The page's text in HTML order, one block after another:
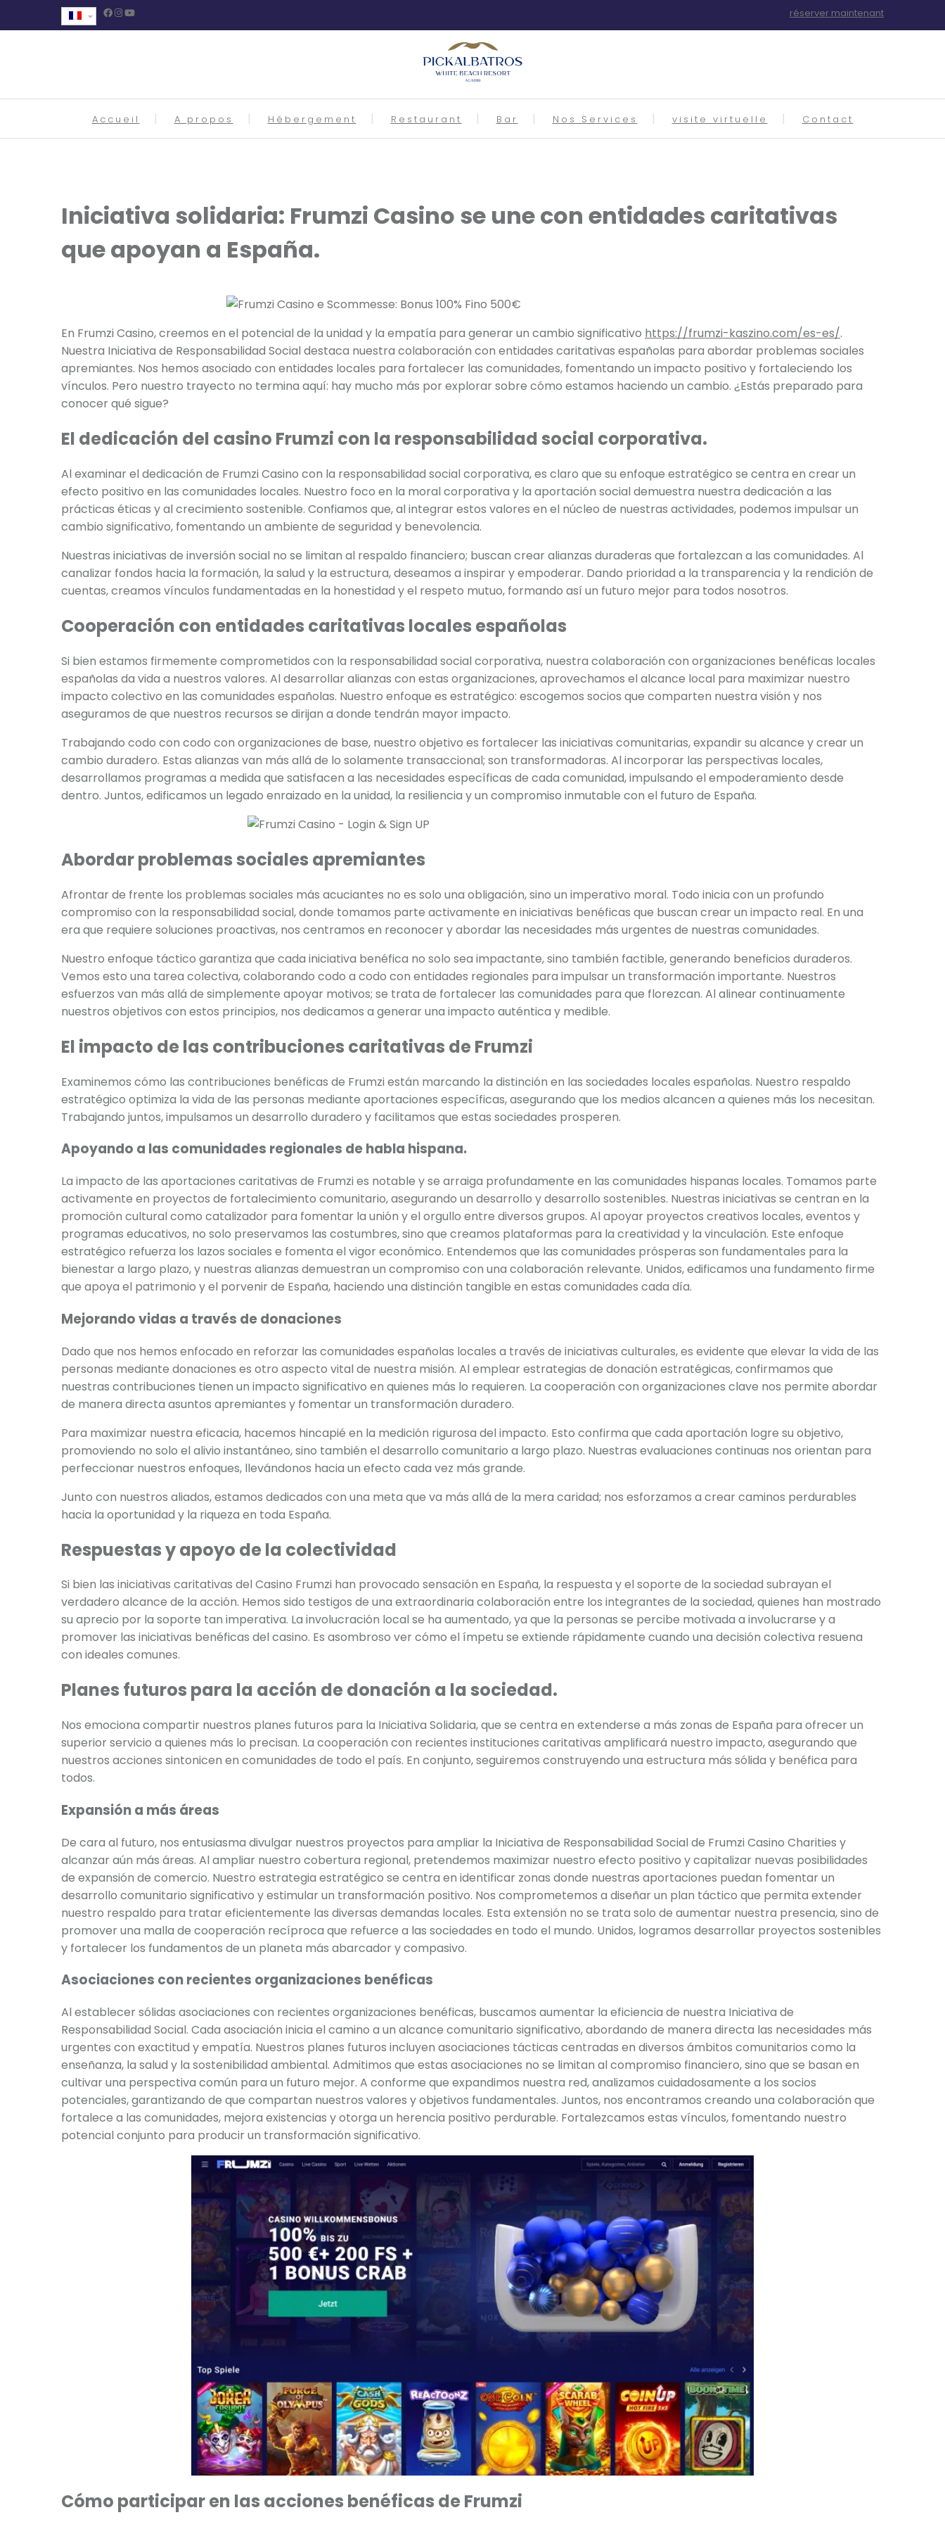
réserver maintenant
Accueil A propos Hébergement Restaurant Bar Nos Services visite virtuelle Contact
Iniciativa solidaria: Frumzi Casino se une con entidades caritativas
que apoyan a España.
En Frumzi Casino, creemos en el potencial de la unidad y la empatía para generar un cambio significativo https://frumzi-kaszino.com/es-es/.
Nuestra Iniciativa de Responsabilidad Social destaca nuestra colaboración con entidades caritativas españolas para abordar problemas sociales
apremiantes. Nos hemos asociado con entidades locales para fortalecer las comunidades, fomentando un impacto positivo y fortaleciendo los
vínculos. Pero nuestro trayecto no termina aquí: hay mucho más por explorar sobre cómo estamos haciendo un cambio. ¿Estás preparado para
conocer qué sigue?
El dedicación del casino Frumzi con la responsabilidad social corporativa.
Al examinar el dedicación de Frumzi Casino con la responsabilidad social corporativa, es claro que su enfoque estratégico se centra en crear un
efecto positivo en las comunidades locales. Nuestro foco en la moral corporativa y la aportación social demuestra nuestra dedicación a las
prácticas éticas y al crecimiento sostenible. Confiamos que, al integrar estos valores en el núcleo de nuestras actividades, podemos impulsar un
cambio significativo, fomentando un ambiente de seguridad y benevolencia.
Nuestras iniciativas de inversión social no se limitan al respaldo financiero; buscan crear alianzas duraderas que fortalezcan a las comunidades. Al
canalizar fondos hacia la formación, la salud y la estructura, deseamos a inspirar y empoderar. Dando prioridad a la transparencia y la rendición de
cuentas, creamos vínculos fundamentadas en la honestidad y el respeto mutuo, formando así un futuro mejor para todos nosotros.
Cooperación con entidades caritativas locales españolas
Si bien estamos firmemente comprometidos con la responsabilidad social corporativa, nuestra colaboración con organizaciones benéficas locales
españolas da vida a nuestros valores. Al desarrollar alianzas con estas organizaciones, aprovechamos el alcance local para maximizar nuestro
impacto colectivo en las comunidades españolas. Nuestro enfoque es estratégico: escogemos socios que comparten nuestra visión y nos
aseguramos de que nuestros recursos se dirijan a donde tendrán mayor impacto.
Trabajando codo con codo con organizaciones de base, nuestro objetivo es fortalecer las iniciativas comunitarias, expandir su alcance y crear un
cambio duradero. Estas alianzas van más allá de lo solamente transaccional; son transformadoras. Al incorporar las perspectivas locales,
desarrollamos programas a medida que satisfacen a las necesidades específicas de cada comunidad, impulsando el empoderamiento desde
dentro. Juntos, edificamos un legado enraizado en la unidad, la resiliencia y un compromiso inmutable con el futuro de España.
Abordar problemas sociales apremiantes
Afrontar de frente los problemas sociales más acuciantes no es solo una obligación, sino un imperativo moral. Todo inicia con un profundo
compromiso con la responsabilidad social, donde tomamos parte activamente en iniciativas benéficas que buscan crear un impacto real. En una
era que requiere soluciones proactivas, nos centramos en reconocer y abordar las necesidades más urgentes de nuestras comunidades.
Nuestro enfoque táctico garantiza que cada iniciativa benéfica no solo sea impactante, sino también factible, generando beneficios duraderos.
Vemos esto una tarea colectiva, colaborando codo a codo con entidades regionales para impulsar un transformación importante. Nuestros
esfuerzos van más allá de simplemente apoyar motivos; se trata de fortalecer las comunidades para que florezcan. Al alinear continuamente
nuestros objetivos con estos principios, nos dedicamos a generar una impacto auténtica y medible.
El impacto de las contribuciones caritativas de Frumzi
Examinemos cómo las contribuciones benéficas de Frumzi están marcando la distinción en las sociedades locales españolas. Nuestro respaldo
estratégico optimiza la vida de las personas mediante aportaciones específicas, asegurando que los medios alcancen a quienes más los necesitan.
Trabajando juntos, impulsamos un desarrollo duradero y facilitamos que estas sociedades prosperen.
Apoyando a las comunidades regionales de habla hispana.
La impacto de las aportaciones caritativas de Frumzi es notable y se arraiga profundamente en las comunidades hispanas locales. Tomamos parte
activamente en proyectos de fortalecimiento comunitario, asegurando un desarrollo y desarrollo sostenibles. Nuestras iniciativas se centran en la
promoción cultural como catalizador para fomentar la unión y el orgullo entre diversos grupos. Al apoyar proyectos creativos locales, eventos y
programas educativos, no solo preservamos las costumbres, sino que creamos plataformas para la creatividad y la vinculación. Este enfoque
estratégico refuerza los lazos sociales e fomenta el vigor económico. Entendemos que las comunidades prósperas son fundamentales para la
bienestar a largo plazo, y nuestras alianzas demuestran un compromiso con una colaboración relevante. Unidos, edificamos una fundamento firme
que apoya el patrimonio y el porvenir de España, haciendo una distinción tangible en estas comunidades cada día.
Mejorando vidas a través de donaciones
Dado que nos hemos enfocado en reforzar las comunidades españolas locales a través de iniciativas culturales, es evidente que elevar la vida de las
personas mediante donaciones es otro aspecto vital de nuestra misión. Al emplear estrategias de donación estratégicas, confirmamos que
nuestras contribuciones tienen un impacto significativo en quienes más lo requieren. La cooperación con organizaciones clave nos permite abordar
de manera directa asuntos apremiantes y fomentar un transformación duradero.
Para maximizar nuestra eficacia, hacemos hincapié en la medición rigurosa del impacto. Esto confirma que cada aportación logre su objetivo,
promoviendo no solo el alivio instantáneo, sino también el desarrollo comunitario a largo plazo. Nuestras evaluaciones continuas nos orientan para
perfeccionar nuestros enfoques, llevándonos hacia un efecto cada vez más grande.
Junto con nuestros aliados, estamos dedicados con una meta que va más allá de la mera caridad; nos esforzamos a crear caminos perdurables
hacia la oportunidad y la riqueza en toda España.
Respuestas y apoyo de la colectividad
Si bien las iniciativas caritativas del Casino Frumzi han provocado sensación en España, la respuesta y el soporte de la sociedad subrayan el
verdadero alcance de la acción. Hemos sido testigos de una extraordinaria colaboración entre los integrantes de la sociedad, quienes han mostrado
su aprecio por la soporte tan imperativa. La involucración local se ha aumentado, ya que la personas se percibe motivada a involucrarse y a
promover las iniciativas benéficas del casino. Es asombroso ver cómo el ímpetu se extiende rápidamente cuando una decisión colectiva resuena
con ideales comunes.
Planes futuros para la acción de donación a la sociedad.
Nos emociona compartir nuestros planes futuros para la Iniciativa Solidaria, que se centra en extenderse a más zonas de España para ofrecer un
superior servicio a quienes más lo precisan. La cooperación con recientes instituciones caritativas amplificará nuestro impacto, asegurando que
nuestros acciones sintonicen en comunidades de todo el país. En conjunto, seguiremos construyendo una estructura más sólida y benéfica para
todos.
Expansión a más áreas
De cara al futuro, nos entusiasma divulgar nuestros proyectos para ampliar la Iniciativa de Responsabilidad Social de Frumzi Casino Charities y
alcanzar aún más áreas. Al ampliar nuestro cobertura regional, pretendemos maximizar nuestro efecto positivo y capitalizar nuevas posibilidades
de expansión de comercio. Nuestro estrategia estratégico se centra en identificar zonas donde nuestras aportaciones puedan fomentar un
desarrollo comunitario significativo y estimular un transformación positivo. Nos comprometemos a diseñar un plan táctico que permita extender
nuestro respaldo para tratar eficientemente las diversas demandas locales. Esta extensión no se trata solo de aumentar nuestra presencia, sino de
promover una malla de cooperación recíproca que refuerce a las sociedades en todo el mundo. Unidos, logramos desarrollar proyectos sostenibles
y fortalecer los fundamentos de un planeta más abarcador y compasivo.
Asociaciones con recientes organizaciones benéficas
Al establecer sólidas asociaciones con recientes organizaciones benéficas, buscamos aumentar la eficiencia de nuestra Iniciativa de
Responsabilidad Social. Cada asociación inicia el camino a un alcance comunitario significativo, abordando de manera directa las necesidades más
urgentes con exactitud y empatía. Nuestros planes futuros incluyen asociaciones tácticas centradas en diversos ámbitos comunitarios como la
enseñanza, la salud y la sostenibilidad ambiental. Admitimos que estas asociaciones no se limitan al compromiso financiero, sino que se basan en
cultivar una perspectiva común para un futuro mejor. A conforme que expandimos nuestra red, analizamos cuidadosamente a los socios
potenciales, garantizando de que compartan nuestros valores y objetivos fundamentales. Juntos, nos encontramos creando una colaboración que
fortalece a las comunidades, mejora existencias y otorga un herencia positivo perdurable. Fortalezcamos estas vínculos, fomentando nuestro
potencial conjunto para producir un transformación significativo.
Cómo participar en las acciones benéficas de Frumzi